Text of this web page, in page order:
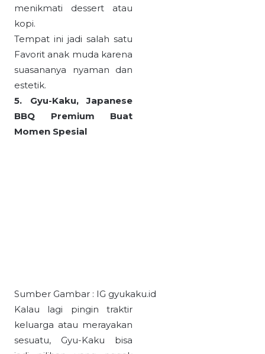
menikmati dessert atau
kopi.
Tempat ini jadi salah satu
Favorit anak muda karena
suasananya nyaman dan
estetik.
5. Gyu-Kaku, Japanese
BBQ Premium Buat
Momen Spesial
Sumber Gambar : IG gyukaku.id
Kalau lagi pingin traktir